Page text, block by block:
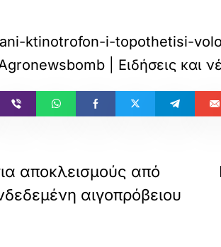
ktinotrofon-i-topothetisi-
| Ειδήσεις και
αποκλεισμούς από
αιγοπρόβειου